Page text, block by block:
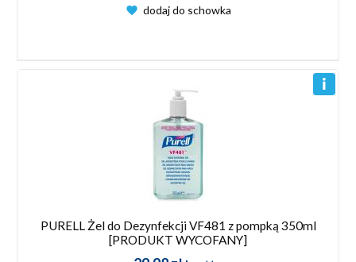
dodaj do schowka
PURELL Żel do Dezynfekcji VF481 z pompką 350ml
[PRODUKT WYCOFANY]